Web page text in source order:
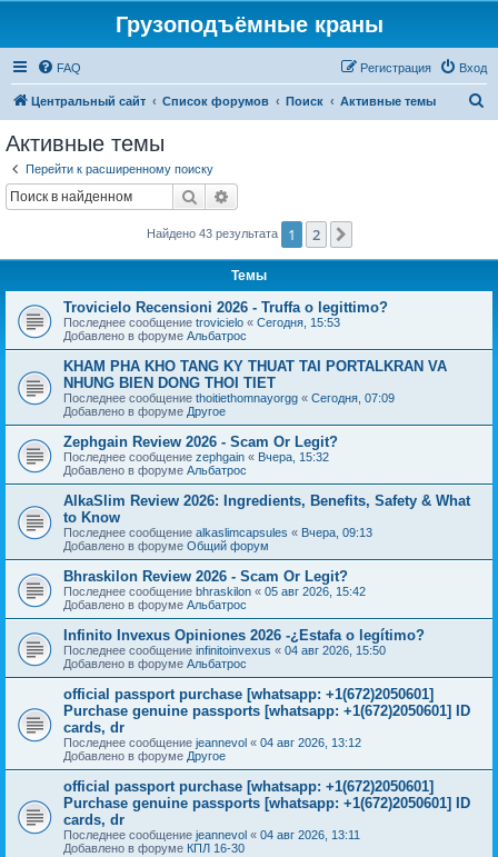
Грузоподъёмные краны
FAQ Вход
Регистрация
Центральный сайт Список форумов Поиск Активные темы
Активные темы
Перейти к расширенному поиску
Поиск
Найдено 43 результата 1 2
Темы
Trovicielo Recensioni 2026 - Truffa o legittimo?
Последнее сообщение trovicielo « Сегодня, 15:53
Добавлено в форуме Альбатрос
KHAM PHA KHO TANG KY THUAT TAI PORTALKRAN VA
NHUNG BIEN DONG THOI TIET
Последнее сообщение thoitiethomnayorgg « Сегодня, 07:09
Добавлено в форуме Другое
Zephgain Review 2026 - Scam Or Legit?
Последнее сообщение zephgain « Вчера, 15:32
Добавлено в форуме Альбатрос
AlkaSlim Review 2026: Ingredients, Benefits, Safety & What
to Know
Последнее сообщение alkaslimcapsules « Вчера, 09:13
Добавлено в форуме Общий форум
Bhraskilon Review 2026 - Scam Or Legit?
Последнее сообщение bhraskilon « 05 авг 2026, 15:42
Добавлено в форуме Альбатрос
Infinito Invexus Opiniones 2026 -¿Estafa o legítimo?
Последнее сообщение infinitoinvexus « 04 авг 2026, 15:50
Добавлено в форуме Альбатрос
official passport purchase [whatsapp: +1(672)2050601]
Purchase genuine passports [whatsapp: +1(672)2050601] ID
cards, dr
Последнее сообщение jeannevol « 04 авг 2026, 13:12
Добавлено в форуме Другое
official passport purchase [whatsapp: +1(672)2050601]
Purchase genuine passports [whatsapp: +1(672)2050601] ID
cards, dr
Последнее сообщение jeannevol « 04 авг 2026, 13:11
Добавлено в форуме КПЛ 16-30